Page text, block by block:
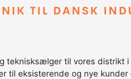
teknisksælger til vores distrikt
til eksisterende og nye